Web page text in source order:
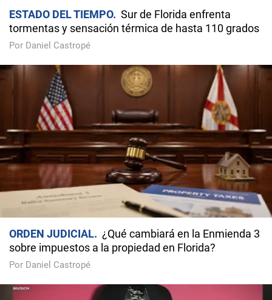
ESTADO DEL TIEMPO
Sur de Florida enfrenta
tormentas y sensación térmica de hasta 110 grados
Por Daniel Castropé
ORDEN JUDICIAL
¿Qué cambiará en la Enmienda 3
sobre impuestos a la propiedad en Florida?
Por Daniel Castropé